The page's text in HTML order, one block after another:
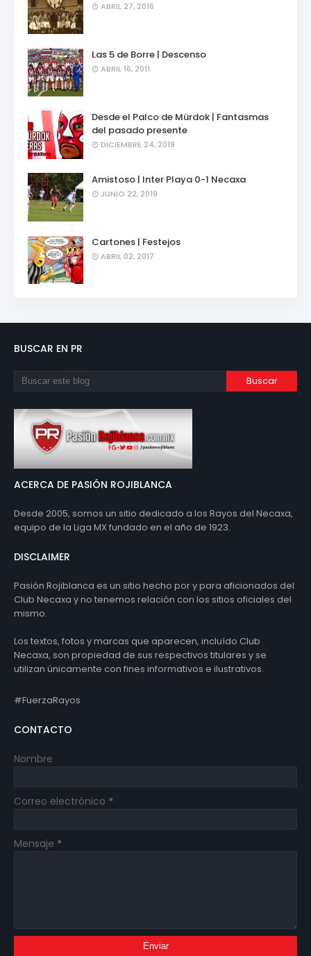
ABRIL 27, 2016
Las 5 de Borre | Descenso
ABRIL 16, 2011
Desde el Palco de Mürdok | Fantasmas
del pasado presente
DICIEMBRE 24, 2019
Amistoso | Inter Playa 0-1 Necaxa
JUNIO 22, 2019
Cartones | Festejos
ABRIL 02, 2017
BUSCAR EN PR
ACERCA DE PASIÓN ROJIBLANCA
Desde 2005, somos un sitio dedicado a los Rayos del Necaxa,
equipo de la Liga MX fundado en el año de 1923.
DISCLAIMER
Pasión Rojiblanca es un sitio hecho por y para aficionados del
Club Necaxa y no tenemos relación con los sitios oficiales del
mismo.
Los textos, fotos y marcas que aparecen, incluído Club
Necaxa, son propiedad de sus respectivos titulares y se
utilizan únicamente con fines informativos e ilustrativos.
#FuerzaRayos
CONTACTO
Nombre
Correo electrónico *
Mensaje *